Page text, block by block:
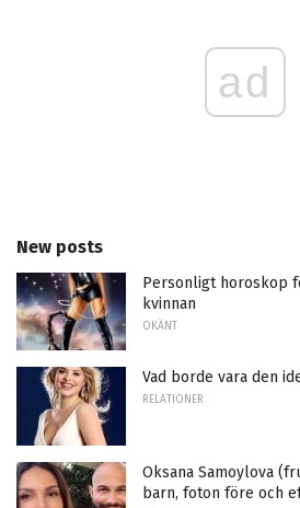
ad
New posts
Personligt horoskop
kvinnan
OKÄNT
Vad borde vara den
RELATIONER
Oksana Samoylova
barn, foton före och